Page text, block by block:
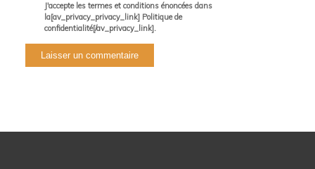
J'accepte les termes et conditions énoncées dans
la[av_privacy_privacy_link] Politique de
confidentialité[/av_privacy_link].